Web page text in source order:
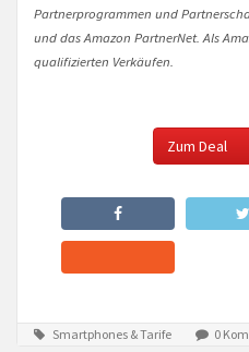
Partnerprogrammen und
und das Amazon PartnerNet. Als
qualifizierten Verkäufen.
Zum Deal
Smartphones & Tarife 0